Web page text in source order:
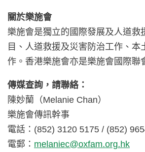
關於樂施會
樂施會是獨立的國際發展及人道
目、人道救援及災害防治工作、
作。香港樂施會亦是樂施會國際聯
傳媒查詢，請聯絡：
陳妙蘭（Melanie Chan）
樂施會傳訊幹事
電話：(852) 3120 5175 / (852)
電郵： melaniec@oxfam.org.hk